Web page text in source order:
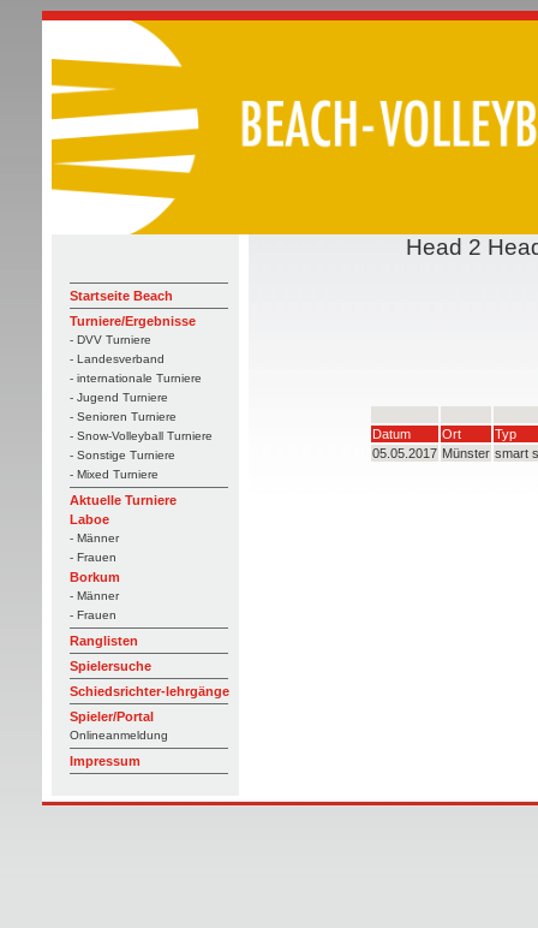
Startseite Beach
Turniere/Ergebnisse
- DVV Turniere
- Landesverband
- internationale Turniere
- Jugend Turniere
- Senioren Turniere
- Snow-Volleyball Turniere
- Sonstige Turniere
- Mixed Turniere
Aktuelle Turniere
Laboe
- Männer
- Frauen
Borkum
- Männer
- Frauen
Ranglisten
Spielersuche
Schiedsrichter-lehrgänge
Spieler/Portal
Onlineanmeldung
Impressum
Head 2
Datum Ort
Typ
05.05.2017 Münster smart